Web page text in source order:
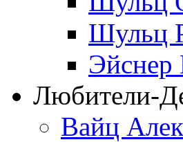
Шульц
Эйснер
Любители-
Вайц